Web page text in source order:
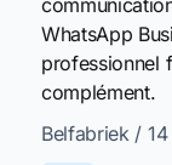
WhatsApp
professionnel
complément.
Belfabriek /